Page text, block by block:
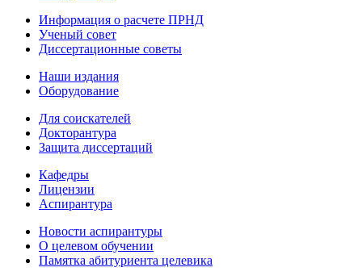
Информация о расчете ПРНД
Ученый совет
Диссертационные советы
Наши издания
Оборудование
Для соискателей
Докторантура
Защита диссертаций
Кафедры
Лицензии
Аспирантура
Новости аспирантуры
О целевом обучении
Памятка абитуриента целевика